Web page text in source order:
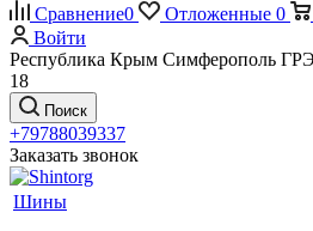
Сравнение0 Отложенные 0
Войти
Республика Крым Симферополь
18
Поиск
+79788039337
Заказать звонок
Шины